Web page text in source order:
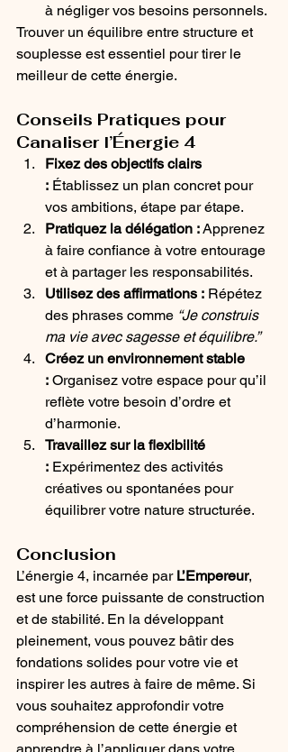
à négliger vos besoins personnels.
Trouver un équilibre entre structure et
souplesse est essentiel pour tirer le
meilleur de cette énergie.
Conseils Pratiques pour
Canaliser l’Énergie 4
Fixez des objectifs clairs
: Établissez un plan concret pour
vos ambitions, étape par étape.
Pratiquez la délégation : Apprenez
à faire confiance à votre entourage
et à partager les responsabilités.
Utilisez des affirmations : Répétez
des phrases comme “Je construis
ma vie avec sagesse et équilibre.”
Créez un environnement stable
: Organisez votre espace pour qu’il
reflète votre besoin d’ordre et
d’harmonie.
Travaillez sur la flexibilité
: Expérimentez des activités
créatives ou spontanées pour
équilibrer votre nature structurée.
Conclusion
L’énergie 4, incarnée par L’Empereur,
est une force puissante de construction
et de stabilité. En la développant
pleinement, vous pouvez bâtir des
fondations solides pour votre vie et
inspirer les autres à faire de même. Si
vous souhaitez approfondir votre
compréhension de cette énergie et